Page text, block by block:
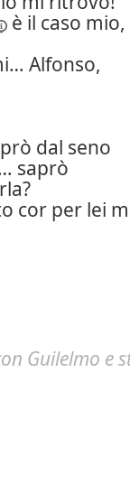
è il caso mio,
Alfonso,
dal seno
saprò
cor per lei
Guilelmo e